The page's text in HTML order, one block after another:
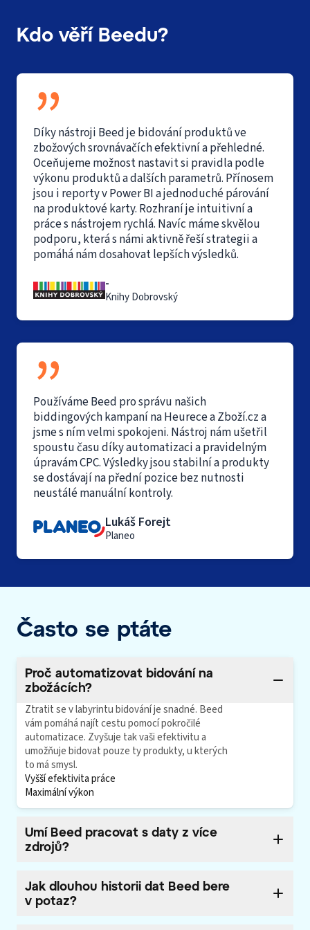
Kdo věří Beedu?
Díky nástroji Beed je bidování produktů ve
zbožových srovnávačích efektivní a přehledné.
Oceňujeme možnost nastavit si pravidla podle
výkonu produktů a dalších parametrů. Přínosem
jsou i reporty v Power BI a jednoduché párování
na produktové karty. Rozhraní je intuitivní a
práce s nástrojem rychlá. Navíc máme skvělou
podporu, která s námi aktivně řeší strategii a
pomáhá nám dosahovat lepších výsledků.
-
Knihy Dobrovský
Používáme Beed pro správu našich
biddingových kampaní na Heurece a Zboží.cz a
jsme s ním velmi spokojeni. Nástroj nám ušetřil
spoustu času díky automatizaci a pravidelným
úpravám CPC. Výsledky jsou stabilní a produkty
se dostávají na přední pozice bez nutnosti
neustálé manuální kontroly.
Lukáš Forejt
Planeo
Často se ptáte
Proč automatizovat bidování na
zbožácích?
Ztratit se v labyrintu bidování je snadné. Beed
vám pomáhá najít cestu pomocí pokročilé
automatizace. Zvyšuje tak vaši efektivitu a
umožňuje bidovat pouze ty produkty, u kterých
to má smysl.
Vyšší efektivita práce
Maximální výkon
Umí Beed pracovat s daty z více
zdrojů?
Google Analytics. Díky tomu přesněji
vyhodnocuje výkon a upravuje bidding.
Jak dlouhou historii dat Beed bere
v potaz?